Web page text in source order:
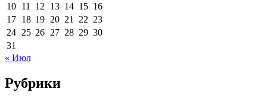
10 11 12 13 14 15 16
17 18 19 20 21 22 23
24 25 26 27 28 29 30
31
« Июл
Рубрики